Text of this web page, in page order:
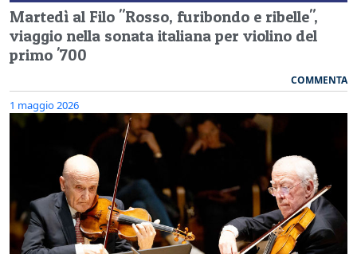
Martedì al Filo "Rosso, furibondo e ribelle",
viaggio nella sonata italiana per violino del
primo '700
COMMENTA
1 maggio 2026